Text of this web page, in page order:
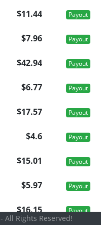
$11.44 Payout
$7.96 Payout
$42.94 Payout
$6.77 Payout
$17.57 Payout
$4.6 Payout
$15.01 Payout
$5.97 Payout
$16.15 Payout
- All Rights Reserved!